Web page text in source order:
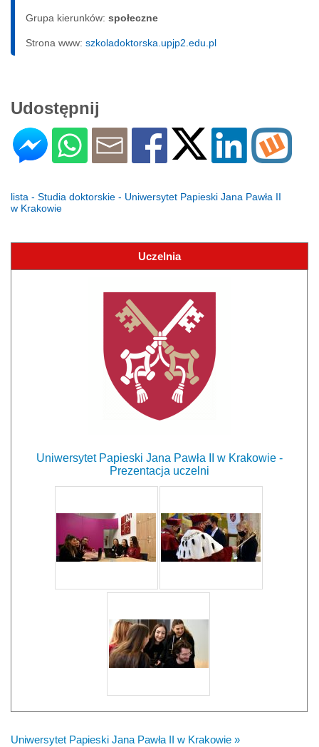
Grupa kierunków: społeczne
Strona www: szkoladoktorska.upjp2.edu.pl
Udostępnij
lista - Studia doktorskie - Uniwersytet Papieski Jana Pawła II
w Krakowie
Uczelnia
Uniwersytet Papieski Jana Pawła II w Krakowie-
Prezentacja uczelni
Uniwersytet Papieski Jana Pawła II w Krakowie »